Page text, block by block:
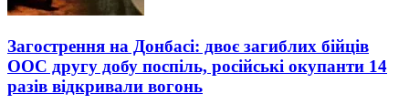
Загострення на Донбасі: двоє загиблих бійців
ООС другу добу поспіль, російські окупанти 14
разів відкривали вогонь